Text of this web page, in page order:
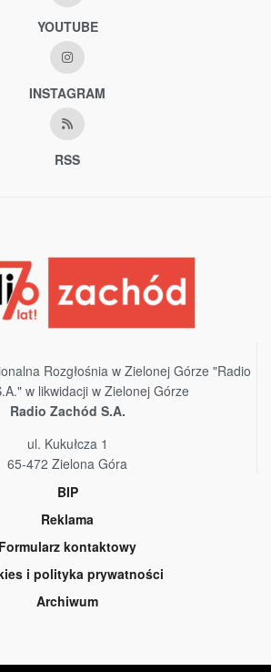
YOUTUBE
INSTAGRAM
RSS
Rozgłośnia w Zielonej Górze "Radio
w likwidacji w Zielonej Górze
Radio Zachód S.A.
ul. Kukułcza 1
65-472 Zielona Góra
BIP
Reklama
Formularz kontaktowy
i polityka prywatności
Archiwum